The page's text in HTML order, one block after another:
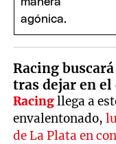
Racing
tras dejar en
Racingllega a
envalentonado,
de La Plata en